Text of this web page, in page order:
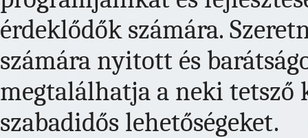
érdeklődők számára.
számára nyitott és
megtalálhatja a neki tetsző
szabadidős lehetőségeket.